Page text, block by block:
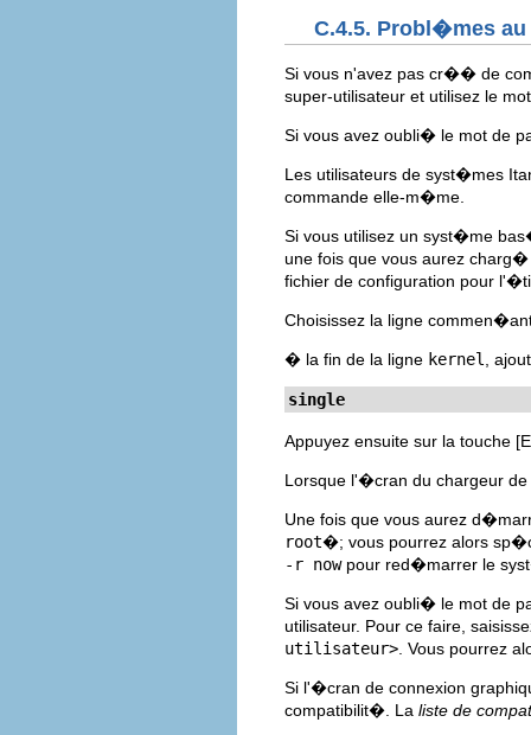
C.4.5. Probl�mes
Si vous n'avez pas cr�� de
super-utilisateur et utilisez le
Si vous avez oubli� le mot de
Les utilisateurs de syst�mes
commande elle-m�me.
Si vous utilisez un syst�me
une fois que vous aurez
fichier de configuration pour
Choisissez la ligne
� la fin de la ligne kernel ,
single
Appuyez ensuite sur la touche
Lorsque l'�cran du chargeur
Une fois que vous aurez
root�; vous pourrez alors
-r nowpour red�marrer le
Si vous avez oubli� le mot de
utilisateur. Pour ce faire,
utilisateur> . Vous pourrez
Si l'�cran de connexion
compatibilit�. La liste de